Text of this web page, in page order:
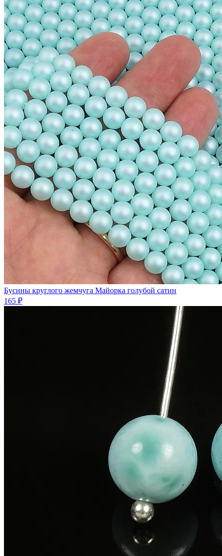
Бусины круглого жемчуга Майорка голубой сатин
165 ₽